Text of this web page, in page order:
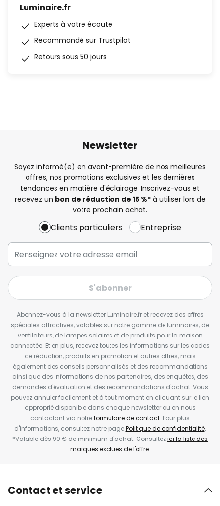
Luminaire.fr
Experts à votre écoute
Recommandé sur Trustpilot
Retours sous 50 jours
Newsletter
Soyez informé(e) en avant-première de nos meilleures
offres, nos promotions exclusives et les dernières
tendances en matière d'éclairage. Inscrivez-vous et
recevez un bon de réduction de 15 %*à utiliser lors de
votre prochain achat.
Clients particuliers Entreprise
S'abonner
Abonnez-vous à la newsletter Luminaire.fr et recevez des offres
spéciales attractives, valables sur notre gamme de luminaires, de
ventilateurs, de lampes solaires et de produits pour la maison
connectée. Et en plus, recevez toutes les informations sur les codes
de réduction, produits en promotion et autres offres, mais
également des conseils personnalisés et des recommandations
ainsi que des informations de nos partenaires, des enquêtes, des
demandes d'évaluation et des recommandations d'achat. Vous
pouvez annuler facilement et à tout moment en cliquant sur le lien
approprié disponible dans chaque newsletter ou en nous
contactant via notreformulaire de contact. Pour plus
d'informations, consultez notre pagePolitique de confidentialité.
*Valable dès 99 € de minimum d'achat. Consultezici la liste des
marques exclues de l'offre.
Contact et service